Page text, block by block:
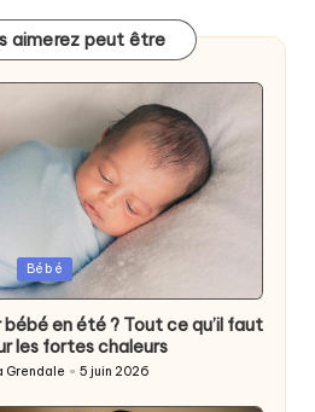
aimerez peut être
Bébé
en été ? Tout ce qu’il faut
les fortes chaleurs
Grendale 5 juin 2026